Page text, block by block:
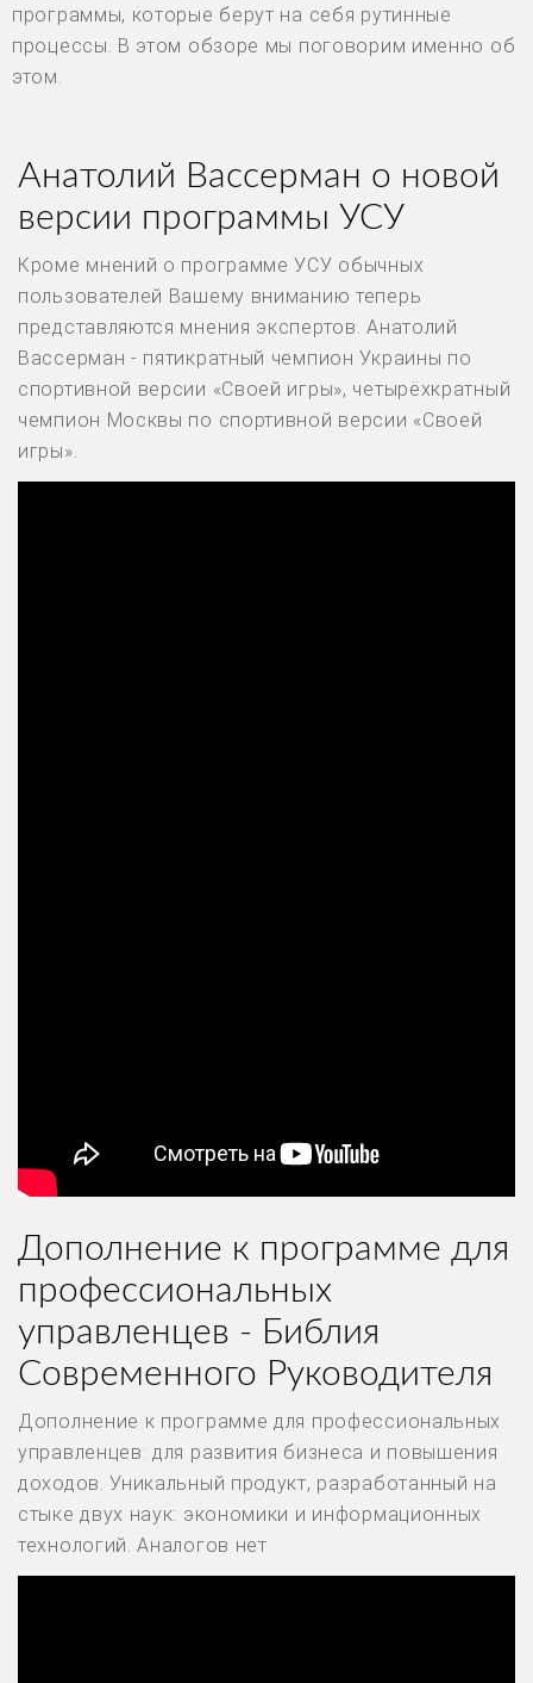
программы, которые берут на себя рутинные
процессы. В этом обзоре мы поговорим именно об
этом.
Анатолий Вассерман о новой
версии программы УСУ
Кроме мнений о программе УСУ обычных
пользователей Вашему вниманию теперь
представляются мнения экспертов. Анатолий
Вассерман - пятикратный чемпион Украины по
спортивной версии «Своей игры», четырёхкратный
чемпион Москвы по спортивной версии «Своей
игры».
Дополнение к программе для
профессиональных
управленцев - Библия
Современного Руководителя
Дополнение к программе для профессиональных
управленцев: для развития бизнеса и повышения
доходов. Уникальный продукт, разработанный на
стыке двух наук: экономики и информационных
технологий. Аналогов нет